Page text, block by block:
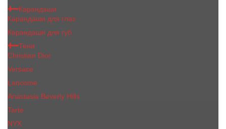
Карандаши
Карандаши для глаз
Карандаши для губ
Тени
Christian Dior
Versace
Lancome
Anastasia Beverly Hills
Tarte
NYX